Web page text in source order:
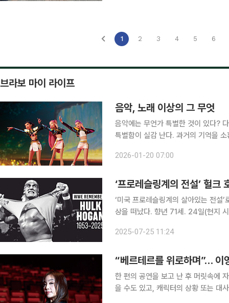
1 2 3 4 5 6
브라보 마이 라이프
음악, 노래 이상의 그 무엇
음악에는 무언가 특별한 것이 있다?
특별함이 실감 난다. 과거의 기억을
없었다면 이런 상상을 해본다. 애니메
2026-01-20 07:00
‘프로레슬링계의 전설’ 헐크
‘미국 프로레슬링계의 살아있는 전
상을 떠났다. 향년 71세. 24일(현지
병원으로 옮겼지만 결국 숨졌다”고 보
2025-07-25 11:24
“베르테르를 위로하며”… 이
한 편의 공연을 보고 난 후 머릿속에
을 수도 있고, 캐릭터의 상황 또는 대